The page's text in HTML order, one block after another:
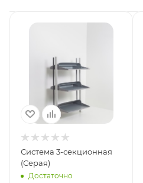
Система 3-секционная
(Серая)
Достаточно